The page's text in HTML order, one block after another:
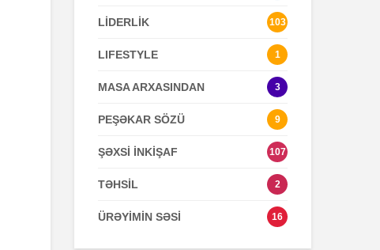
LİDERLİK 103
LIFESTYLE 1
MASA ARXASINDAN 3
PEŞƏKAR SÖZÜ 9
ŞƏXSİ İNKİŞAF 107
TƏHSİL 2
ÜRƏYİMİN SƏSİ 16
yoxsa biz?